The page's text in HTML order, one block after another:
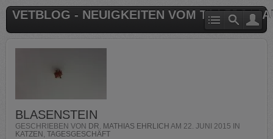
VETBLOG - NEUIGKEITEN VOM TIERARZT
BLASENSTEIN
GESCHRIEBEN VON DR. MATHIAS EHRLICH AM 22. JUNI 2015 IN
KATZEN , TAGESGESCHÄFT